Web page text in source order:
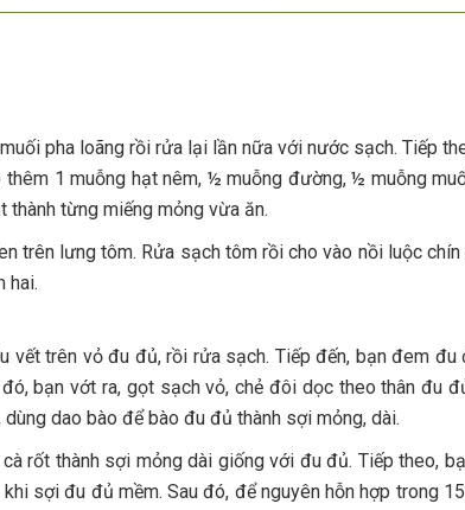
pha loãng rồi rửa lại lần nữa với nước sạch. Tiếp
1 muỗng hạt nêm, ½ muỗng đường, ½ muỗng
thành từng miếng mỏng vừa ăn.
trên lưng tôm. Rửa sạch tôm rồi cho vào nồi luộc chín
hai.
vết trên vỏ đu đủ, rồi rửa sạch. Tiếp đến, bạn đem đu
bạn vớt ra, gọt sạch vỏ, chẻ đôi dọc theo thân đu
dao bào để bào đu đủ thành sợi mỏng, dài.
rốt thành sợi mỏng dài giống với đu đủ. Tiếp theo,
sợi đu đủ mềm. Sau đó, để nguyên hỗn hợp trong